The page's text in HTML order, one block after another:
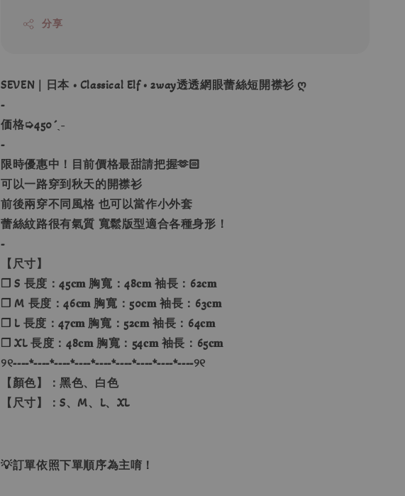
分享
SEVEN｜日本 • Classical Elf • 2way透透網眼蕾絲短開襟衫 ღ
-
価格➭450´ˎ˗
-
限時優惠中！目前價格最甜請把握🫶🏻
可以一路穿到秋天的開襟衫
前後兩穿不同風格 也可以當作小外套
蕾絲紋路很有氣質 寬鬆版型適合各種身形！
-
【尺寸】
❐ S 長度：45𝐜𝐦 胸寬：48𝐜𝐦 袖長：62𝐜𝐦
❐ M 長度：46𝐜𝐦 胸寬：50𝐜𝐦 袖長：63𝐜𝐦
❐ L 長度：47𝐜𝐦 胸寬：52𝐜𝐦 袖長：64𝐜𝐦
❐ XL 長度：48𝐜𝐦 胸寬：54𝐜𝐦 袖長：65𝐜𝐦
୨୧----*----*----*----*----*----*----*----*----୨୧
【顏色】：黑色、白色
【尺寸】：S、M、L、XL
💡訂單依照下單順序為主唷！